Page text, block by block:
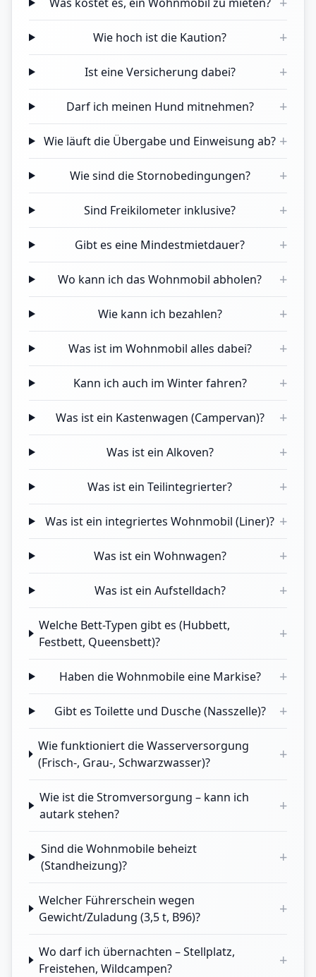
Wie hoch ist die Kaution? +
Ist eine Versicherung dabei? +
Darf ich meinen Hund mitnehmen? +
Wie läuft die Übergabe und Einweisung ab? +
Wie sind die Stornobedingungen? +
Sind Freikilometer inklusive? +
Gibt es eine Mindestmietdauer? +
Wo kann ich das Wohnmobil abholen? +
Wie kann ich bezahlen? +
Was ist im Wohnmobil alles dabei? +
Kann ich auch im Winter fahren? +
Was ist ein Kastenwagen (Campervan)? +
Was ist ein Alkoven? +
Was ist ein Teilintegrierter? +
Was ist ein integriertes Wohnmobil (Liner)? +
Was ist ein Wohnwagen? +
Was ist ein Aufstelldach? +
Welche Bett-Typen gibt es (Hubbett,
Festbett, Queensbett)?
+
Haben die Wohnmobile eine Markise? +
Gibt es Toilette und Dusche (Nasszelle)? +
Wie funktioniert die Wasserversorgung
(Frisch-, Grau-, Schwarzwasser)?
+
Wie ist die Stromversorgung – kann ich
autark stehen?
+
Sind die Wohnmobile beheizt
(Standheizung)?
+
Welcher Führerschein wegen
Gewicht/Zuladung (3,5 t, B96)?
+
Wo darf ich übernachten – Stellplatz,
Freistehen, Wildcampen?
+